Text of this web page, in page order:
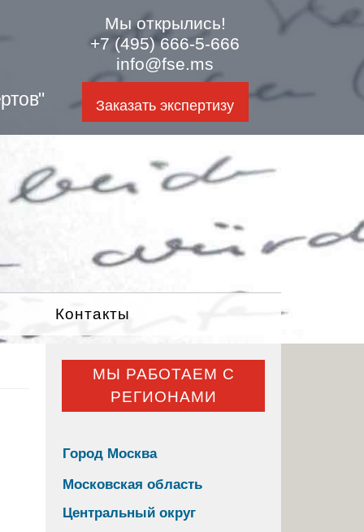
Мы открылись!
+7 (495) 666-5-666
info@fse.ms
Заказать экспертизу
Контакты
МЫ РАБОТАЕМ С
РЕГИОНАМИ
Город Москва
Московская область
Центральный округ